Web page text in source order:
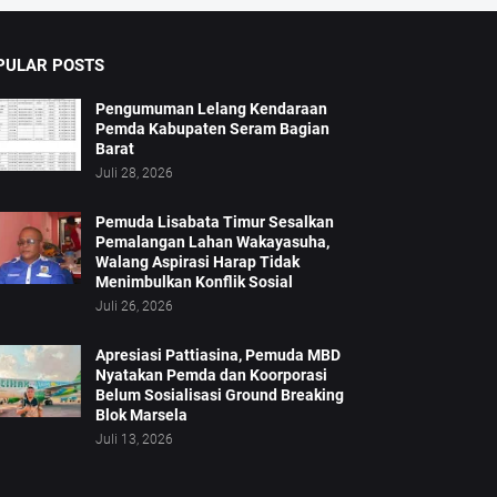
POSTS
Pengumuman Lelang Kendaraan
Pemda Kabupaten Seram Bagian
Barat
Juli 28, 2026
Pemuda Lisabata Timur Sesalkan
Pemalangan Lahan Wakayasuha,
Walang Aspirasi Harap Tidak
Menimbulkan Konflik Sosial
Juli 26, 2026
Apresiasi Pattiasina, Pemuda MBD
Nyatakan Pemda dan Koorporasi
Belum Sosialisasi Ground Breaking
Blok Marsela
Juli 13, 2026